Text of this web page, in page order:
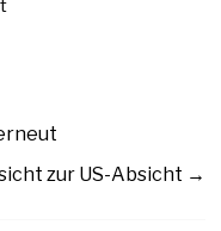
zur US-Absicht →